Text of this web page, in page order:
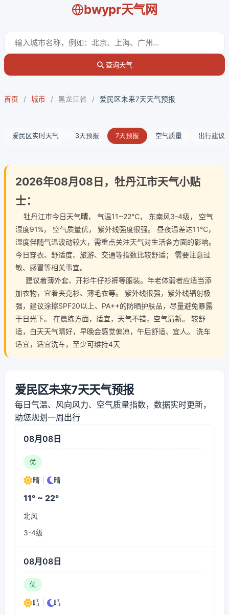
bwypr天气网
查询天气
首页 / 城市 / 黑龙江省 / 爱民区未来7天天气预报
爱民区实时天气 3天预报 7天预报 空气质量 出行建议
2026年08月08日，牡丹江市天气小贴
士：
牡丹江市今日天气晴， 气温11~22℃， 东南风3-4级， 空气
湿度91%， 空气质量优， 紫外线强度很强。 昼夜温差达11℃，
湿度伴随气温波动较大，需重点关注天气对生活各方面的影响。
今日穿衣、舒适度、旅游、交通等指数比较舒适； 需要注意过
敏、感冒等相关事宜。
建议着薄外套、开衫牛仔衫裤等服装。年老体弱者应适当添
加衣物，宜着夹克衫、薄毛衣等。 紫外线很强，紫外线辐射极
强，建议涂擦SPF20以上、PA++的防晒护肤品，尽量避免暴露
于日光下。 在晨练方面，适宜，天气不错，空气清新。 较舒
适，白天天气晴好，早晚会感觉偏凉，午后舒适、宜人。 洗车
适宜，适宜洗车，至少可维持4天
爱民区未来7天天气预报
每日气温、风向风力、空气质量指数，数据实时更新，
助您规划一周出行
08月08日
优
晴 晴
11° ~ 22°
北风
3-4级
08月08日
优
晴 晴